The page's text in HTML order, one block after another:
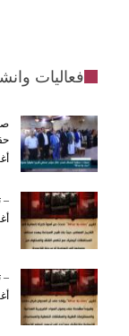
فعاليات
–
–